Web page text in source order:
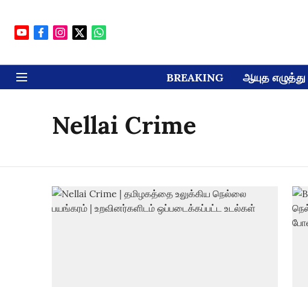
BREAKING ஆயுத எழுத்து
Nellai Crime